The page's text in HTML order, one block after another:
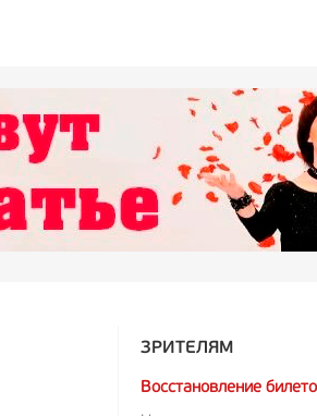
ЗРИТЕЛЯМ
Восстановление